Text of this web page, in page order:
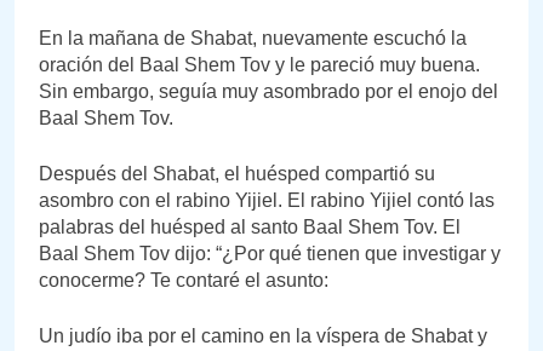
En la mañana de Shabat, nuevamente escuchó la
oración del Baal Shem Tov y le pareció muy buena.
Sin embargo, seguía muy asombrado por el enojo del
Baal Shem Tov.
Después del Shabat, el huésped compartió su
asombro con el rabino Yijiel. El rabino Yijiel contó las
palabras del huésped al santo Baal Shem Tov. El
Baal Shem Tov dijo: “¿Por qué tienen que investigar y
conocerme? Te contaré el asunto:
Un judío iba por el camino en la víspera de Shabat y